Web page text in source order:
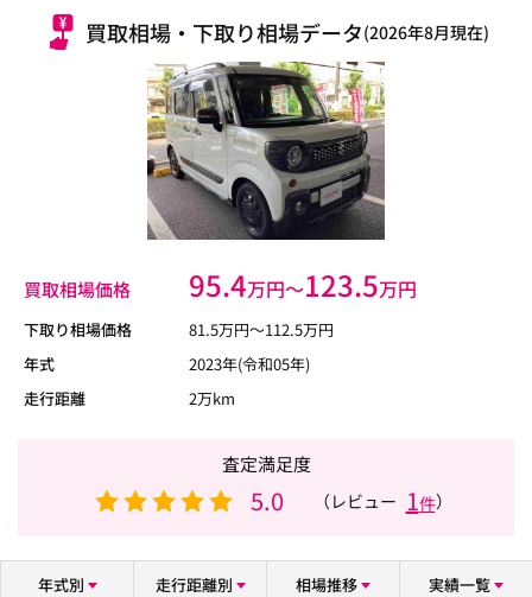
買取相場・下取り相場データ(2026年8月現在)
買取相場価格 95.4万円〜123.5万円
下取り相場価格 81.5万円〜112.5万円
年式
2023年(令和05年)
走行距離
2万km
査定満足度
5.0 （レビュー 1件）
年式別 走行距離別 相場推移 実績一覧